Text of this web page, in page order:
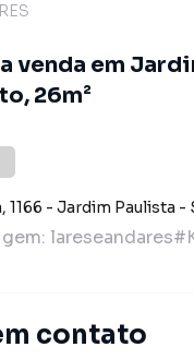
venda em
26m²
, 1166 - Jardim Paulista -
contato